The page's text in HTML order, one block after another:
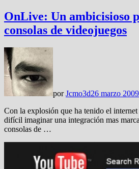
OnLive: Un ambicisioso
consolas de videojuegos
porJcmo3d26 marzo 2009
Con la explosión que ha tenido el
difícil imaginar una integración mas
consolas de …